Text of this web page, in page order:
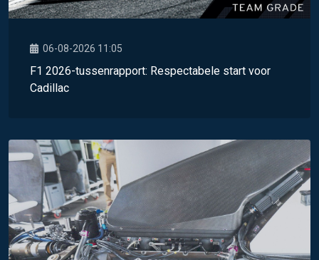
06-08-2026 11:05
F1 2026-tussenrapport: Respectabele start voor
Cadillac